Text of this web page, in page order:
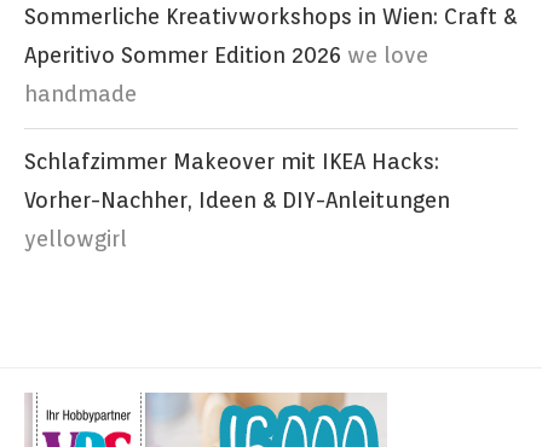
Sommerliche Kreativworkshops in Wien: Craft &
Aperitivo Sommer Edition 2026 we love
handmade
Schlafzimmer Makeover mit IKEA Hacks:
Vorher-Nachher, Ideen & DIY-Anleitungen
yellowgirl